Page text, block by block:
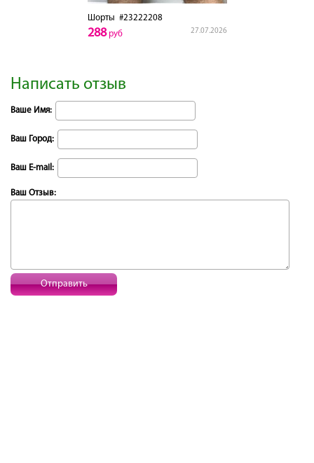
Шорты #23222208
27.07.2026
288руб
Написать отзыв
Ваше Имя:
Ваш Город:
Ваш E-mail:
Ваш Отзыв:
Отправить